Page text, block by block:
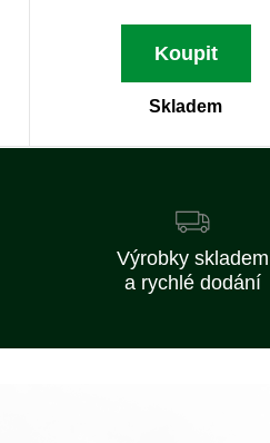
Koupit
Skladem
Výrobky skladem
a rychlé dodání